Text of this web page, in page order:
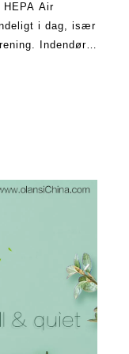
HEPA Air
i dag, især
Indendørs
fra